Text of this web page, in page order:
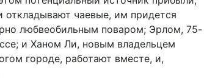
откладывают чаевые, им придется
любвеобильным поваром; Эрлом, 75-
и Ханом Ли, новым владельцем
городе, работают вместе, и,